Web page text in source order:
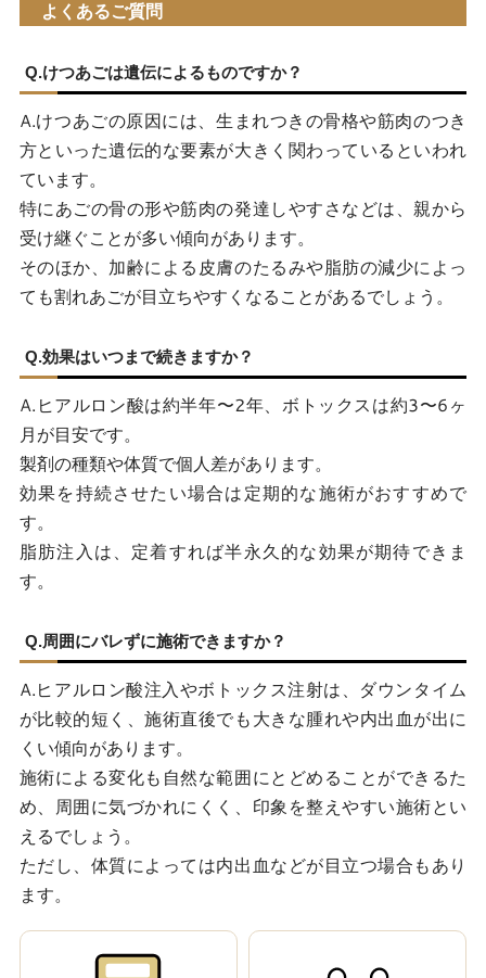
よくあるご質問
Q.けつあごは遺伝によるものですか？
A.けつあごの原因には、生まれつきの骨格や筋肉のつき
方といった遺伝的な要素が大きく関わっているといわれ
ています。
特にあごの骨の形や筋肉の発達しやすさなどは、親から
受け継ぐことが多い傾向があります。
そのほか、加齢による皮膚のたるみや脂肪の減少によっ
ても割れあごが目立ちやすくなることがあるでしょう。
Q.効果はいつまで続きますか？
A.ヒアルロン酸は約半年〜2年、ボトックスは約3〜6ヶ
月が目安です。
製剤の種類や体質で個人差があります。
効果を持続させたい場合は定期的な施術がおすすめで
す。
脂肪注入は、定着すれば半永久的な効果が期待できま
す。
Q.周囲にバレずに施術できますか？
A.ヒアルロン酸注入やボトックス注射は、ダウンタイム
が比較的短く、施術直後でも大きな腫れや内出血が出に
くい傾向があります。
施術による変化も自然な範囲にとどめることができるた
め、周囲に気づかれにくく、印象を整えやすい施術とい
えるでしょう。
ただし、体質によっては内出血などが目立つ場合もあり
ます。